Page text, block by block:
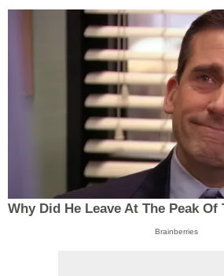
Why Did He Leave At The Peak
Brainberries